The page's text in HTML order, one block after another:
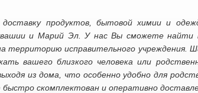
продуктов, бытовой химии и
и Марий Эл. У нас Вы сможете найти
территорию исправительного учреждения.
вашего близкого человека или
из дома, что особенно удобно для
скомплектован и оперативно